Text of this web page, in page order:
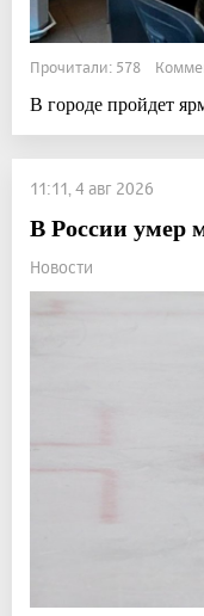
Прочитали: 578
В городе пройдет
11:11, 4 авг 2026
В России умер
Новости